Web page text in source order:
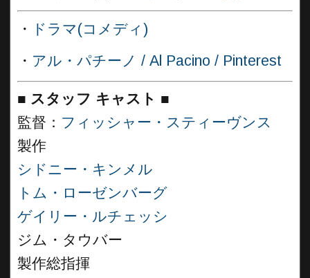
・
ドラマ(コメディ)
・ アル・パチーノ / Al Pacino / Pinterest
■ スタッフ キャスト ■
監督： フィッシャー・スティーヴンス
製作
シドニー・キンメル
トム・ローゼンバーグ
ゲイリー・ルチェッシ
ジム・タウバー
製作総指揮